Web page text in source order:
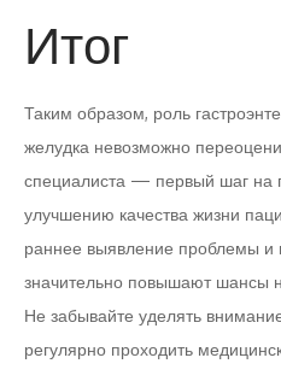
Итог
Таким образом, роль
желудка невозможно
специалиста — первый шаг на
улучшению качества жизни
раннее выявление проблемы и
значительно повышают шансы
Не забывайте уделять
регулярно проходить